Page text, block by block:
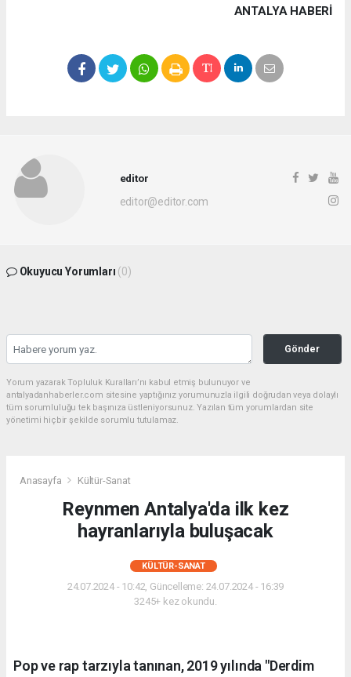
ANTALYA HABERİ
editor
editor@editor.com
Okuyucu Yorumları (0)
Gönder
Yorum yazarak Topluluk Kuralları’nı kabul etmiş bulunuyor ve
antalyadanhaberler.com sitesine yaptığınız yorumunuzla ilgili doğrudan veya dolaylı
tüm sorumluluğu tek başınıza üstleniyorsunuz. Yazılan tüm yorumlardan site
yönetimi hiçbir şekilde sorumlu tutulamaz.
Anasayfa Kültür-Sanat
Reynmen Antalya'da ilk kez
hayranlarıyla buluşacak
KÜLTÜR-SANAT
24.07.2024 - 10:42, Güncelleme: 24.07.2024 - 16:39
3245+ kez okundu.
Pop ve rap tarzıyla tanınan, 2019 yılında "Derdim